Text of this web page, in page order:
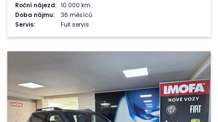
Roční nájezd: 10 000 km
Doba nájmu:
36 měsíců
Servis:
Full servis